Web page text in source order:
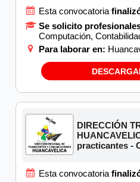
Esta convocatoria
Se solicito
Computación,
Para laborar en:
DIRECCIÓN
practicantes -
Esta convocatoria